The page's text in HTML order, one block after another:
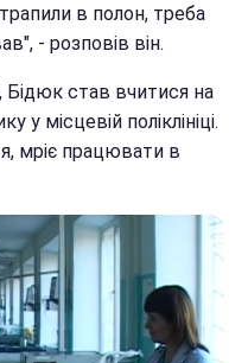
в полон, треба
- розповів він.
Бідюк став вчитися на
у місцевій поліклініці.
мріє працювати в